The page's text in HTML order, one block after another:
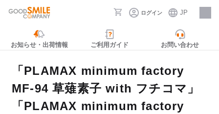
ログイン JP
採用情報
お知らせ・出荷情報 ご利用ガイド お問い合わせ
「PLAMAX minimum factory
MF-94 草薙素子 with フチコマ」
「PLAMAX minimum factory